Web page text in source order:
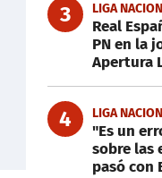
3 LIGA
Real
PN en la
Apertura
4 LIGA
"Es un
sobre las
pasó con